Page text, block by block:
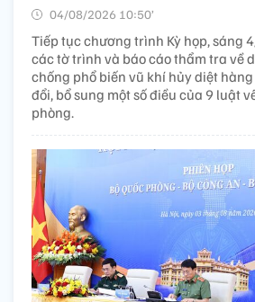
04/08/2026 10:50’
Tiếp tục chương trình Kỳ họp, sáng
các tờ trình và báo cáo thẩm tra về
chống phổ biến vũ khí hủy diệt
đổi, bổ sung một số điều của 9 luật
phòng.